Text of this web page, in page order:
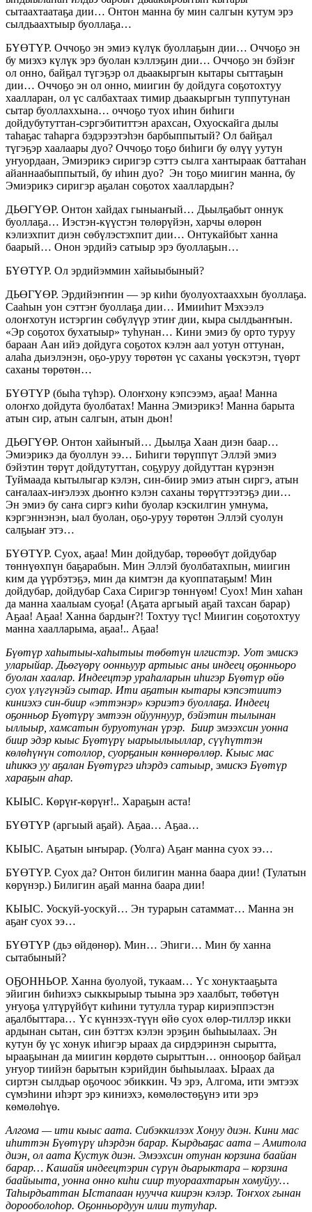
сытаахтаатаҕа дии… Онтон манна бу мин салгын кутум эрэ
сылдьаахтыыр буоллаҕа…
БҮӨТҮР. Оччоҕо эн эмиэ күлүк буоллаҕын дии… Оччоҕо эн
бу миэхэ күлүк эрэ буолан кэллэҕин дии… Оччоҕо эн бэйэҥ
ол онно, байҕал түгэҕэр ол дьаакыргын кытары сыттаҕын
дии… Оччоҕо эн ол онно, миигин бу дойдуга соҕотохтуу
хаалларан, ол үс салбахтаах тимир дьаакыргын туппутунан
сытар буоллаххына… оччоҕо туох иһин биһиги
дойдубутуттан-сэргэбититтэн арахсан, Охуоскайга дылы
таһаҕас таһарга бэдэрээтэһэн барбыппытый? Ол байҕал
түгэҕэр хаалаары дуо? Оччоҕо тоҕо биһиги бу өлүү уутун
уҥуордаан, Эмиэрикэ сиригэр сэттэ сылга хантыраак баттаһан
айаннаабыппытый, бу иһин дуо? Эн тоҕо миигин манна, бу
Эмиэрикэ сиригэр аҕалан соҕотох хааллардын?
ДЬӨГҮӨР. Онтон хайдах гыныаҥый… Дьылҕабыт оннук
буоллаҕа… Иэстэн-күүстэн төлөрүйэн, харчы өлөрөн
кэлиэхпит диэн сөбүлэстэхпит дии… Онтукайбыт ханна
баарый… Онон эрдийэ сатыыр эрэ буоллаҕын…
БҮӨТҮР. Ол эрдийэммин хайыыбыный?
ДЬӨГҮӨР. Эрдийэҥҥин — эр киһи буолуохтааххын буоллаҕа.
Сааһын уон сэттэҥ буоллаҕа дии… Имииһит Мэхээлэ
олоҥхотун истэргин сөбүлүүр этиҥ дии, кыра сылдьаҥҥын.
«Эр соҕотох бухатыыр» туһунан… Кини эмиэ бу орто туруу
бараан Аан ийэ дойдуга соҕотох кэлэн аал уотун оттунан,
алаһа дьиэлэнэн, оҕо-уруу төрөтөн үс саханы үөскэтэн, түөрт
саханы төрөтөн…
БҮӨТҮР (быһа түһэр). Олоҥхону кэпсээмэ, аҕаа! Манна
олоҥхо дойдута буолбатах! Манна Эмиэрикэ! Манна барыта
атын сир, атын салгын, атын дьон!
ДЬӨГҮӨР. Онтон хайыҥый… Дьылҕа Хаан диэн баар…
Эмиэрикэ да буоллун ээ… Биһиги төрүппүт Эллэй эмиэ
бэйэтин төрүт дойдутуттан, соҕуруу дойдуттан күрэнэн
Туймаада кытылыгар кэлэн, син-биир эмиэ атын сиргэ, атын
саҥалаах-иҥэлээх дьоҥҥо кэлэн саханы төрүттээтэҕэ дии…
Эн эмиэ бу саҥа сиргэ киһи буолар кэскилгин умнума,
кэргэннэнэн, ыал буолан, оҕо-уруу төрөтөн Эллэй суолун
салҕыаҥ этэ…
БҮӨТҮР. Суох, аҕаа! Мин дойдубар, төрөөбүт дойдубар
төннүөхпүн баҕарабын. Мин Эллэй буолбатахпын, миигин
ким да үүрбэтэҕэ, мин да кимтэн да куоппатаҕым! Мин
дойдубар, дойдубар Саха Сиригэр төннүөм! Суох! Мин хаһан
да манна хаалыам суоҕа! (Аҕата аргыый аҕай тахсан барар)
Аҕаа! Аҕаа! Ханна бардыҥ?! Тохтуу түс! Миигин соҕотохтуу
манна хаалларыма, аҕаа!.. Аҕаа!
Бүөтүр хаһытыы-хаһытыы төбөтүн илгистэр. Уот эмискэ
уларыйар. Дьөгүөрү оонньуур артыыс аны индеец оҕонньоро
буолан хаалар. Индеецтэр ураһаларын иһигэр Бүөтүр өйө
суох үлүгүнэйэ сытар. Ити аҕатын кытары кэпсэтиитэ
киниэхэ син-биир «эттэнэр» кэриэтэ буоллаҕа. Индеец
оҕонньор Бүөтүрү эмтээн ойууннуур, бэйэтин тылынан
ыллыыр, хамсатын буруотунан үрэр. Биир эмээхсин уонна
биир эдэр кыыс Бүөтүрү ыарыылыыллар, сүүһүттэн
көлөһүнүн сотоллор, суорҕанын көннөрөллөр. Кыыс мас
иһиккэ уу аҕалан Бүөтүргэ иһэрдэ сатыыр, эмискэ Бүөтүр
хараҕын аһар.
КЫЫС. Көрүҥ-көрүҥ!.. Хараҕын аста!
БҮӨТҮР (аргыый аҕай). Аҕаа… Аҕаа…
КЫЫС. Аҕатын ыҥырар. (Уолга) Аҕаҥ манна суох ээ…
БҮӨТҮР. Суох да? Онтон билигин манна баара дии! (Тулатын
көрүнэр.) Билигин аҕай манна баара дии!
КЫЫС. Уоскуй-уоскуй… Эн турарын сатаммат… Манна эн
аҕаҥ суох ээ…
БҮӨТҮР (дьэ өйдөнөр). Мин… Эһиги… Мин бу ханна
сытабыный?
ОҔОННЬОР. Ханна буолуой, тукаам… Үс хонуктааҕыта
эйигин биһиэхэ сыккырыыр тыына эрэ хаалбыт, төбөтүн
уҥуоҕа үлтүрүйбүт киһини тутулла турар кириэппэстэн
аҕалбыттара… Үс күннээх-түүн өйө суох өлөр-тиллэр икки
ардынан сытан, син бэттэх кэлэн эрэҕин быһыылаах. Эн
кутун бу үс хонук иһигэр ыраах да сирдэринэн сырытта,
ырааҕынан да миигин көрдөтө сырыттын… оннооҕор байҕал
уҥуор тиийэн барытын кэрийдин быһыылаах. Ыраах да
сиртэн сылдьар оҕочоос эбиккин. Чэ эрэ, Алгома, ити эмтээх
сүмэһини иһэрт эрэ киниэхэ, көмөлөстөҕүнэ ити эрэ
көмөлөһүө.
Алгома — ити кыыс аата. Сибэккилээх Хонуу диэн. Кини мас
иһиттэн Бүөтүрү иһэрдэн барар. Кырдьаҕас аата – Амитола
диэн, ол аата Кустук диэн. Эмээхсин отунан корзина баайан
барар… Кашайя индеецтэрин сүрүн дьарыктара – корзина
баайыыта, уонна онно киһи сиир туораахтарын хомуйуу…
Таһырдьаттан Ыстапаан нуучча киирэн кэлэр. Тоҥхох гынан
дорооболоһор. Оҕонньордуун илии тутуһар.